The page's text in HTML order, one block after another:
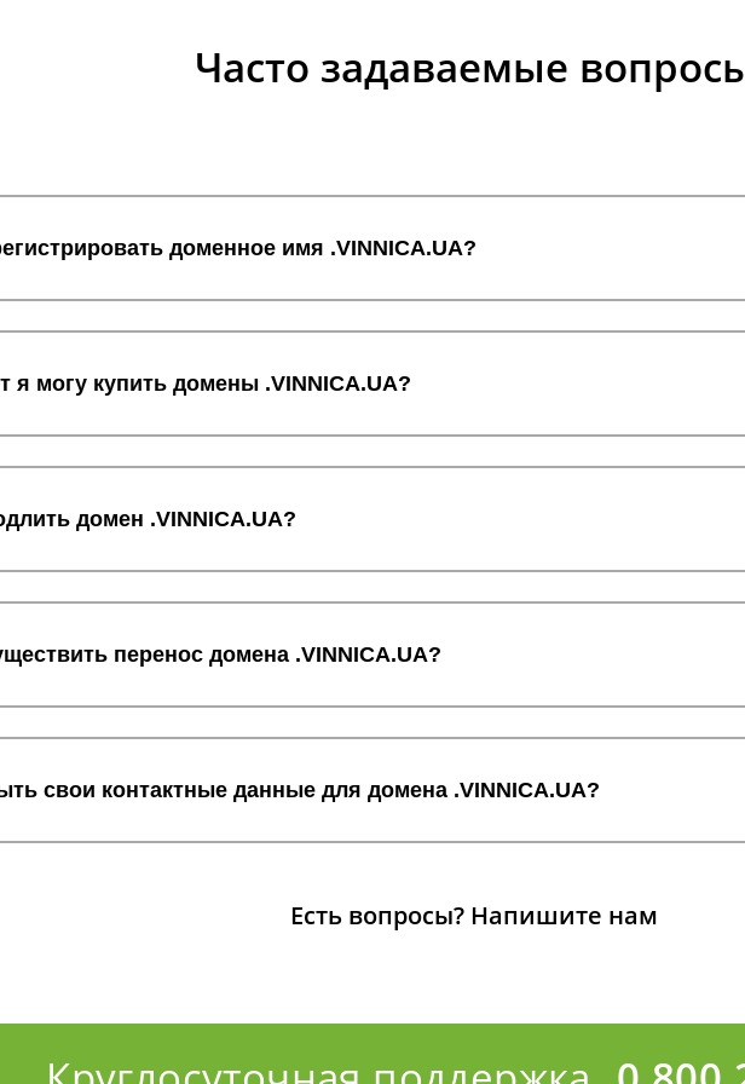
Часто задаваемые
доменное имя .VINNICA.UA?
я могу купить домены .VINNICA.UA?
домен .VINNICA.UA?
перенос домена .VINNICA.UA?
свои контактные данные для домена .VINNICA.UA?
Есть вопросы? Напишите нам